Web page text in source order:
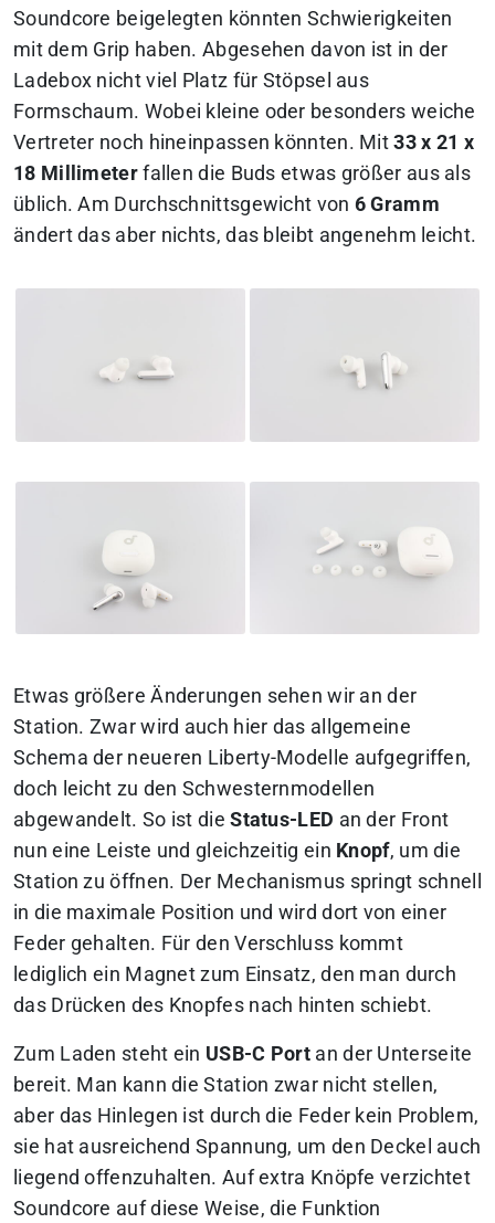
Soundcore beigelegten könnten Schwierigkeiten
mit dem Grip haben. Abgesehen davon ist in der
Ladebox nicht viel Platz für Stöpsel aus
Formschaum. Wobei kleine oder besonders weiche
Vertreter noch hineinpassen könnten. Mit33 x 21 x
18 Millimeterfallen die Buds etwas größer aus als
üblich. Am Durchschnittsgewicht von 6 Gramm
ändert das aber nichts, das bleibt angenehm leicht.
Etwas größere Änderungen sehen wir an der
Station. Zwar wird auch hier das allgemeine
Schema der neueren Liberty-Modelle aufgegriffen,
doch leicht zu den Schwesternmodellen
abgewandelt. So ist dieStatus-LED an der Front
nun eine Leiste und gleichzeitig ein Knopf, um die
Station zu öffnen. Der Mechanismus springt schnell
in die maximale Position und wird dort von einer
Feder gehalten. Für den Verschluss kommt
lediglich ein Magnet zum Einsatz, den man durch
das Drücken des Knopfes nach hinten schiebt.
Zum Laden steht ein USB-C Port an der Unterseite
bereit. Man kann die Station zwar nicht stellen,
aber das Hinlegen ist durch die Feder kein Problem,
sie hat ausreichend Spannung, um den Deckel auch
liegend offenzuhalten. Auf extra Knöpfe verzichtet
Soundcore auf diese Weise, die Funktion